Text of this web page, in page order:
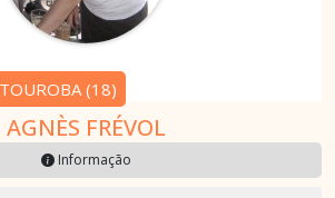
(18)
AGNÈS FRÉVOL
Informação